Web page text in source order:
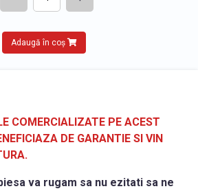
Adaugă în coș
COMERCIALIZATE PE ACEST
DE GARANTIE SI VIN
va rugam sa nu ezitati sa ne